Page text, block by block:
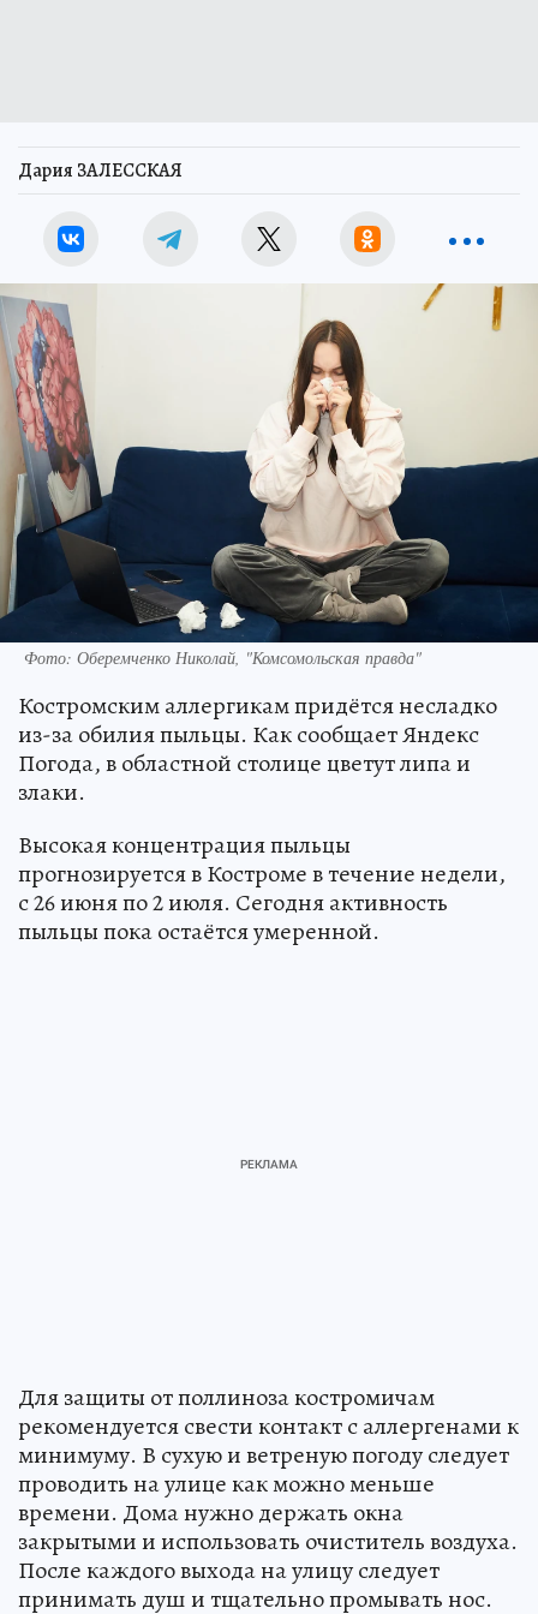
Дария ЗАЛЕССКАЯ
Фото: Оберемченко Николай, "Комсомольская правда"
Костромским аллергикам придётся несладко
из-за обилия пыльцы. Как сообщает Яндекс
Погода, в областной столице цветут липа и
злаки.
Высокая концентрация пыльцы
прогнозируется в Костроме в течение недели,
с 26 июня по 2 июля. Сегодня активность
пыльцы пока остаётся умеренной.
Для защиты от поллиноза костромичам
рекомендуется свести контакт с аллергенами к
минимуму. В сухую и ветреную погоду следует
проводить на улице как можно меньше
времени. Дома нужно держать окна
закрытыми и использовать очиститель воздуха.
После каждого выхода на улицу следует
принимать душ и тщательно промывать нос.